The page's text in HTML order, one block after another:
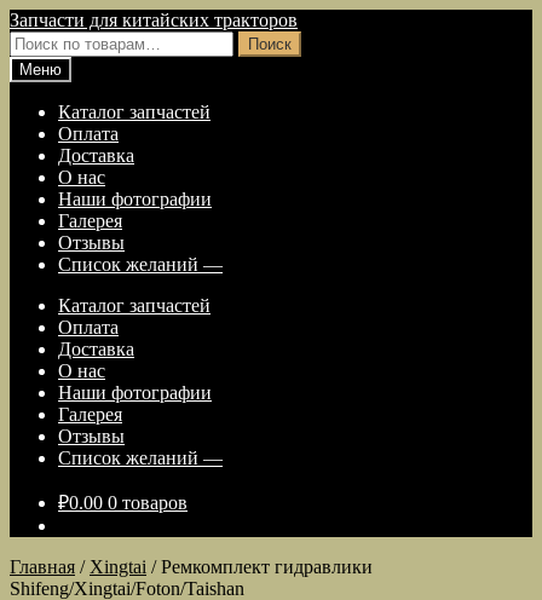
Перейти
к
навигации
Перейти
к
содержимому
Запчасти для китайских тракторов
Искать:
Поиск
Меню
Каталог запчастей
Оплата
Доставка
О нас
Наши фотографии
Галерея
Отзывы
Список желаний —
Каталог запчастей
Оплата
Доставка
О нас
Наши фотографии
Галерея
Отзывы
Список желаний —
₽0.00 0 товаров
Главная / Xingtai /Ремкомплект гидравлики
Shifeng/Xingtai/Foton/Taishan